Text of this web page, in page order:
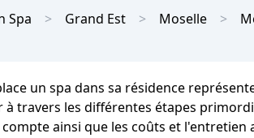
Spa Grand Est Moselle
un spa dans sa résidence
à travers les différentes étapes
ainsi que les coûts et l'entretien